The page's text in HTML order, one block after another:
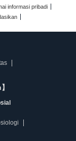
informasi pribadi